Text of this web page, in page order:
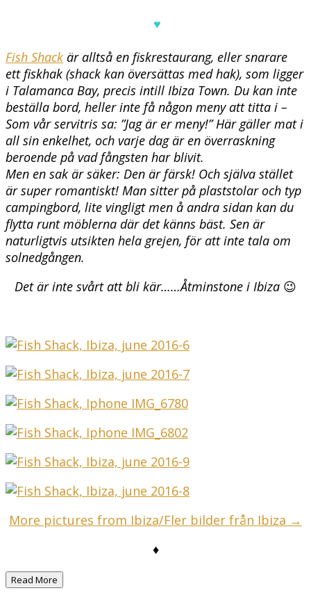
♥
Fish Shack är alltså en fiskrestaurang, eller snarare
ett fiskhak (shack kan översättas med hak), som ligger
i Talamanca Bay, precis intill Ibiza Town. Du kan inte
beställa bord, heller inte få någon meny att titta i –
Som vår servitris sa: ”Jag är er meny!” Här gäller mat i
all sin enkelhet, och varje dag är en överraskning
beroende på vad fångsten har blivit.
Men en sak är säker: Den är färsk! Och själva stället
är super romantiskt! Man sitter på plaststolar och typ
campingbord, lite vingligt men å andra sidan kan du
flytta runt möblerna där det känns bäst. Sen är
naturligtvis utsikten hela grejen, för att inte tala om
solnedgången.
Det är inte svårt att bli kär……Åtminstone i Ibiza 😉
More pictures from Ibiza/Fler bilder från Ibiza →
♦
Read More